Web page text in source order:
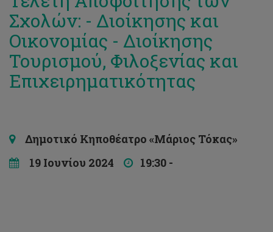
Σχολών: - Διοίκησης και
Οικονομίας - Διοίκησης
Τουρισμού, Φιλοξενίας και
Επιχειρηματικότητας
Δημοτικό Κηποθέατρο «Μάριος Τόκας»
19 Ιουνίου 2024
19:30 -